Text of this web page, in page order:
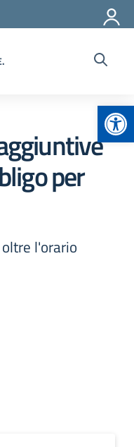
per
l'orario